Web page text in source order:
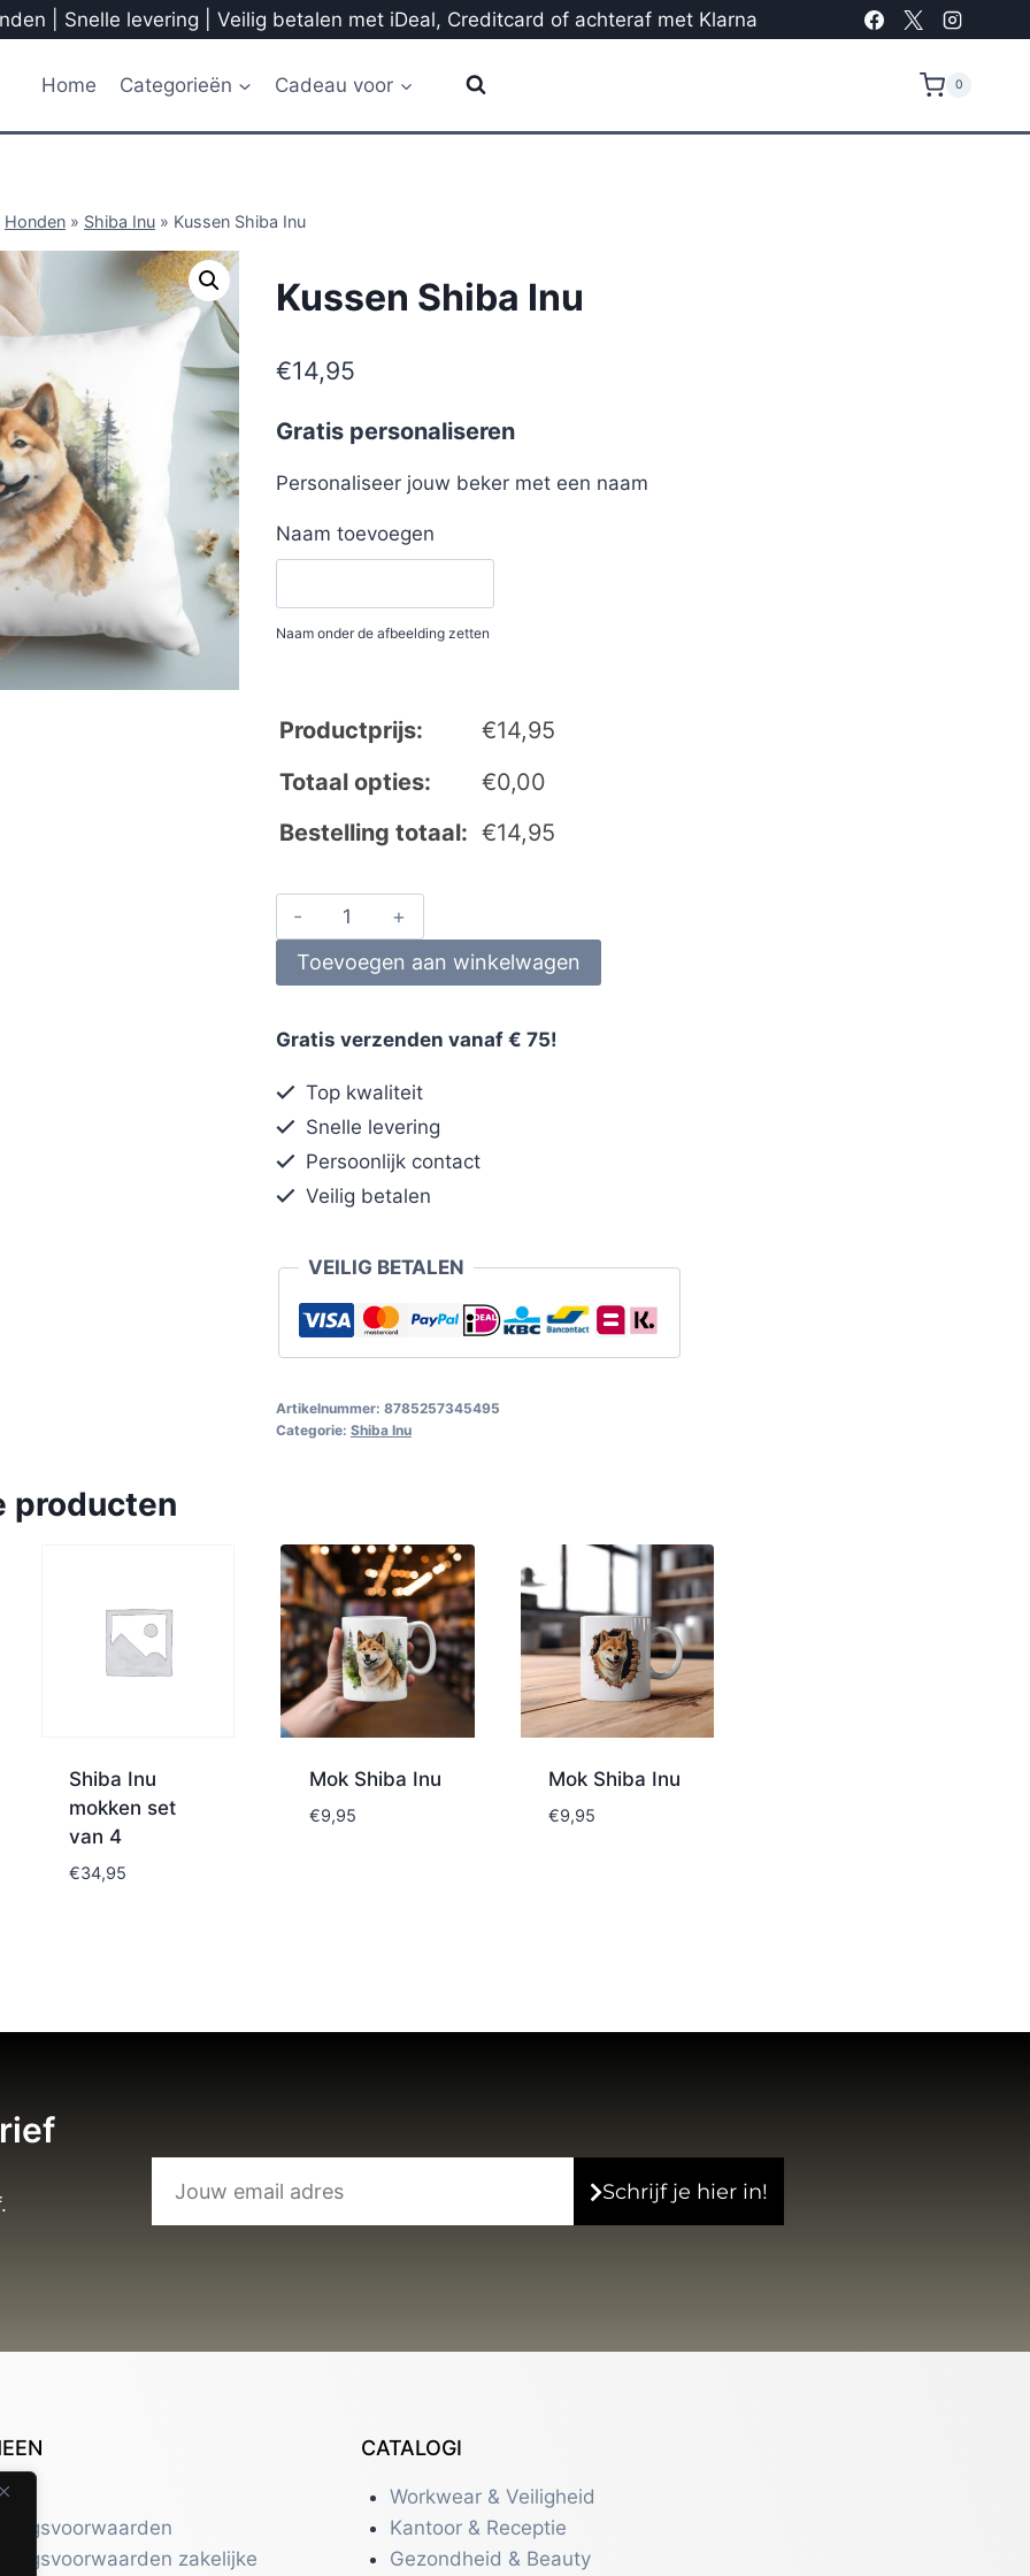
| Snelle levering | Veilig betalen met iDeal, Creditcard of achteraf met Klarna
Home Categorieën Cadeau voor 0
Honden » Shiba Inu » Kussen Shiba Inu
Kussen Shiba Inu
€14,95
Gratis personaliseren
Personaliseer jouw beker met een naam
Naam toevoegen
Naam onder de afbeelding zetten
Productprijs: €14,95
Totaal opties:
€0,00
Bestelling totaal: €14,95
Toevoegen aan winkelwagen
Gratis verzenden vanaf € 75!
Top kwaliteit
Snelle levering
Persoonlijk contact
Veilig betalen
VEILIG BETALEN
Artikelnummer: 8785257345495
Categorie: Shiba Inu
producten
Shiba Inu
mokken set
van 4
€34,95
Mok Shiba Inu
€9,95
Mok Shiba Inu
€9,95
Schrijf je hier in!
zakelijke
CATALOGI
Workwear & Veiligheid
Kantoor & Receptie
Gezondheid & Beauty